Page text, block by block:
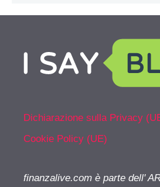
Dichiarazione sulla Privacy
Cookie Policy (UE)
finanzalive.com è parte dell'